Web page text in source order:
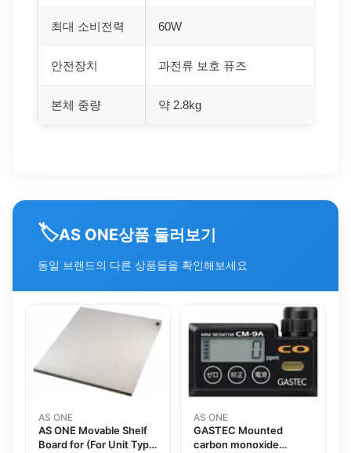
최대 소비전력 60W
안전장치 과전류 보호 퓨즈
본체 중량 약 2.8kg
🏷️AS ONE상품 둘러보기
동일 브랜드의 다른 상품들을 확인해보세요
AS ONE
AS ONE Movable Shelf
Board for (For Unit Type
AS ONE
GASTEC Mounted
carbon monoxide